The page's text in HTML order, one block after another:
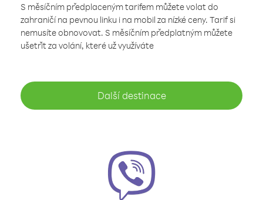
S měsíčním předplaceným tarifem můžete volat do
zahraničí na pevnou linku i na mobil za nízké ceny. Tarif si
nemusíte obnovovat. S měsíčním předplatným můžete
ušetřit za volání, které už využíváte
Další destinace